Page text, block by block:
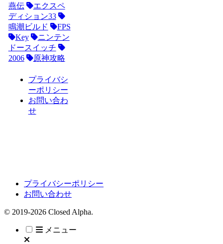
燕伝
エクスペ
ディション33
鳴潮ビルド
FPS
Key
ニンテン
ドースイッチ
2006
原神攻略
プライバシ
ーポリシー
お問い合わ
せ
プライバシーポリシー
お問い合わせ
© 2019-2026 Closed Alpha.
メニュー